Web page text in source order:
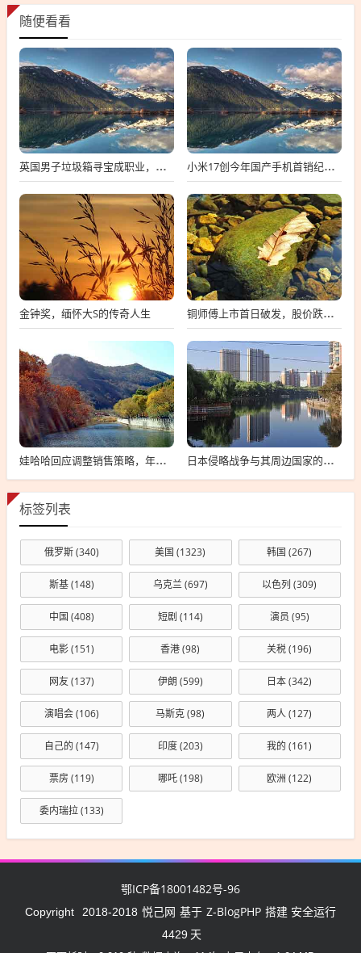
随便看看
英国男子垃圾箱寻宝成职业，月入超五千英镑 小米17创今年国产手机首销纪录，深度解析背后的故事
金钟奖，缅怀大S的传奇人生 铜师傅上市首日破发，股价跌近50%深度探究背后的原因
娃哈哈回应调整销售策略，年销300万以下的经销商或将受到影响 日本侵略战争与其周边国家的历史纠葛
标签列表
俄罗斯(340) 美国 (1323) 韩国 (267)
斯基(148) 乌克兰(697) 以色列 (309)
中国 (408) 短剧 (114) 演员 (95)
电影(151) 香港(98) 关税(196)
网友(137) 伊朗 (599) 日本(342)
演唱会(106) 马斯克(98) 两人(127)
自己的 (147) 印度(203) 我的 (161)
票房 (119) 哪吒(198) 欧洲 (122)
委内瑞拉(133)
鄂ICP备18001482号-96
Copyright 2018-2018 悦己网 基于 Z-BlogPHP 搭建 安全运行
4429 天